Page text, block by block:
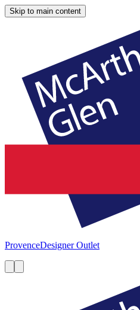
Skip to main content
ProvenceDesigner Outlet